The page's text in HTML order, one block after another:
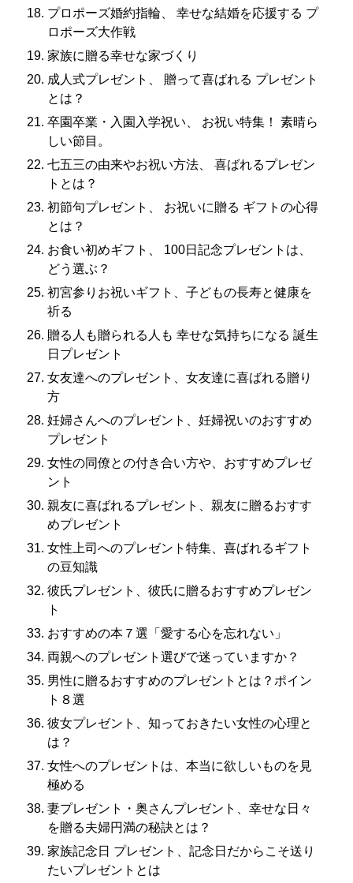
プロポーズ婚約指輪、 幸せな結婚を応援する プ
ロポーズ大作戦
家族に贈る幸せな家づくり
成人式プレゼント、 贈って喜ばれる プレゼント
とは？
卒園卒業・入園入学祝い、 お祝い特集！ 素晴ら
しい節目。
七五三の由来やお祝い方法、 喜ばれるプレゼン
トとは？
初節句プレゼント、 お祝いに贈る ギフトの心得
とは？
お食い初めギフト、 100日記念プレゼントは、
どう選ぶ？
初宮参りお祝いギフト、子どもの長寿と健康を
祈る
贈る人も贈られる人も 幸せな気持ちになる 誕生
日プレゼント
女友達へのプレゼント、女友達に喜ばれる贈り
方
妊婦さんへのプレゼント、妊婦祝いのおすすめ
プレゼント
女性の同僚との付き合い方や、おすすめプレゼ
ント
親友に喜ばれるプレゼント、親友に贈るおすす
めプレゼント
女性上司へのプレゼント特集、喜ばれるギフト
の豆知識
彼氏プレゼント、彼氏に贈るおすすめプレゼン
ト
おすすめの本７選「愛する心を忘れない」
両親へのプレゼント選びで迷っていますか？
男性に贈るおすすめのプレゼントとは？ポイン
ト８選
彼女プレゼント、知っておきたい女性の心理と
は？
女性へのプレゼントは、本当に欲しいものを見
極める
妻プレゼント・奥さんプレゼント、幸せな日々
を贈る夫婦円満の秘訣とは？
家族記念日 プレゼント、記念日だからこそ送り
たいプレゼントとは